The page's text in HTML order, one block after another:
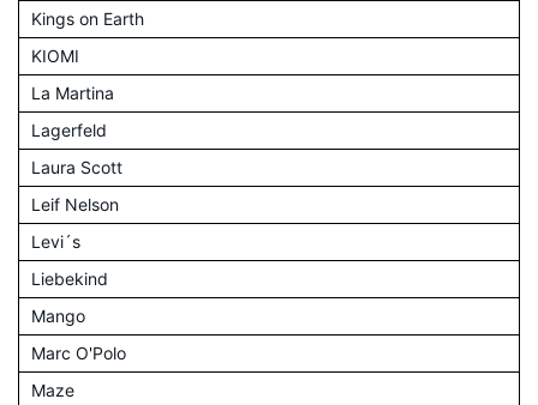
Kings on Earth
KIOMI
La Martina
Lagerfeld
Laura Scott
Leif Nelson
Levi´s
Liebekind
Mango
Marc O'Polo
Maze